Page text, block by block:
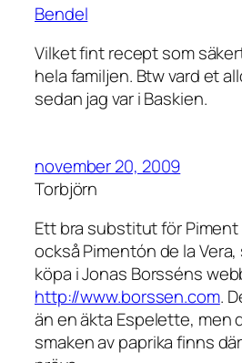
Bendel
Vilket fint recept som
hela familjen. Btw vard et
sedan jag var i Baskien.
november 20, 2009
Torbjörn
Ett bra substitut för Piment
också Pimentón de la
köpa i Jonas Borsséns
http://www.borssen.com.
än en äkta Espelette, men
smaken av paprika finns